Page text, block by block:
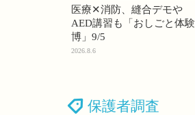
医療✕消防、縫合デモや
AED講習も「おしごと体験
博」9/5
2026.8.6
保護者調査